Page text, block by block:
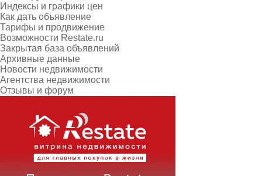
Индексы и графики цен
Как дать объявление
Тарифы и продвижение
Возможности Restate.ru
Закрытая база объявлений
Архивные данные
Новости недвижимости
Агентства недвижимости
Отзывы и форум